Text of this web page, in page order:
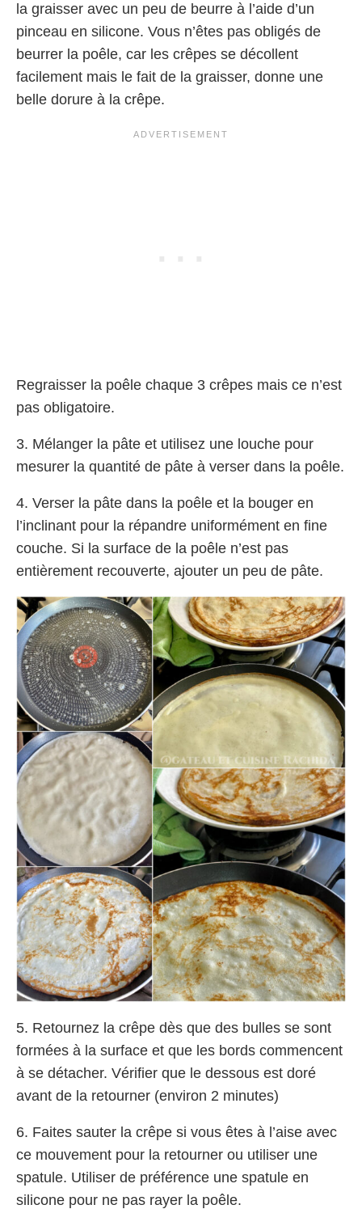
la graisser avec un peu de beurre à l’aide d’un
pinceau en silicone. Vous n’êtes pas obligés de
beurrer la poêle, car les crêpes se décollent
facilement mais le fait de la graisser, donne une
belle dorure à la crêpe.
Regraisser la poêle chaque 3 crêpes mais ce n’est
pas obligatoire.
3. Mélanger la pâte et utilisez une louche pour
mesurer la quantité de pâte à verser dans la poêle.
4. Verser la pâte dans la poêle et la bouger en
l’inclinant pour la répandre uniformément en fine
couche. Si la surface de la poêle n’est pas
entièrement recouverte, ajouter un peu de pâte.
5. Retournez la crêpe dès que des bulles se sont
formées à la surface et que les bords commencent
à se détacher. Vérifier que le dessous est doré
avant de la retourner (environ 2 minutes)
6. Faites sauter la crêpe si vous êtes à l’aise avec
ce mouvement pour la retourner ou utiliser une
spatule. Utiliser de préférence une spatule en
silicone pour ne pas rayer la poêle.